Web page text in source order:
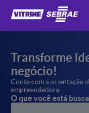
Transforme
negócio!
Conte com a orientação
empreendedora
O que você está